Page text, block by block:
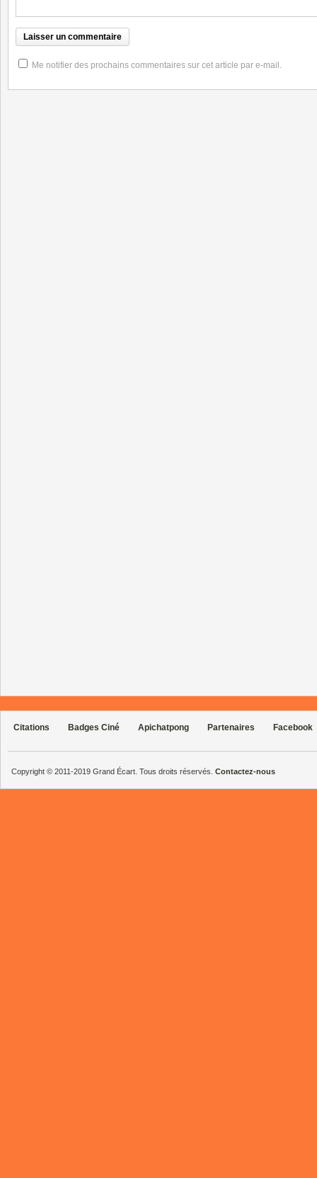
Me notifier des prochains commentaires sur cet article par e-mail.
Citations Badges Ciné Apichatpong Partenaires Facebook
Copyright © 2011-2019 Grand Écart. Tous droits réservés. Contactez-nous